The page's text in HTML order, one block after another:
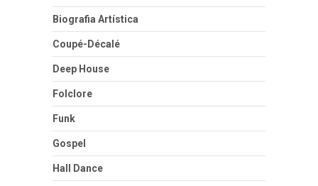
Biografia Artística
Coupé-Décalé
Deep House
Folclore
Funk
Gospel
Hall Dance